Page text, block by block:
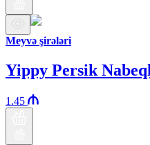
Meyvə şirələri
Yippy Persik
1.45